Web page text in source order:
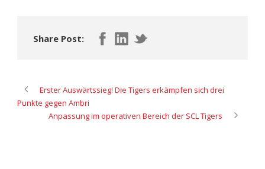
Share Post:
Erster Auswärtssieg! Die Tigers erkämpfen sich drei
Punkte gegen Ambri
Anpassung im operativen Bereich der SCL Tigers